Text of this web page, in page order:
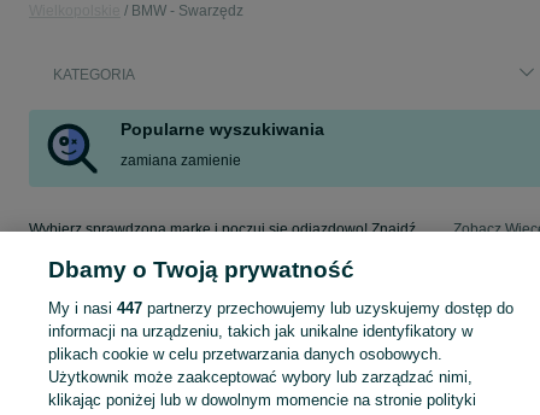
BMW - Swarzędz
KATEGORIA
Popularne wyszukiwania
zamiana zamienie
Wybierz sprawdzoną markę i poczuj się odjazdowo! Znajdź wymarzony samochód w kategorii BMW na OLX - Swarzędz i okolice! Zobacz
Mapa kategorii
Mapa miejscowości
Mapa ministron
Popularne wyszukiwania
Dbamy o Twoją prywatność
My i nasi 447partnerzy przechowujemy lub uzyskujemy dostęp do
informacji na urządzeniu, takich jak unikalne identyfikatory w
plikach cookie w celu przetwarzania danych osobowych.
Użytkownik może zaakceptować wybory lub zarządzać nimi,
klikając poniżej lub w dowolnym momencie na stronie polityki